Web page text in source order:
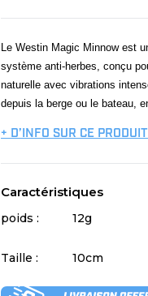
Le Westin Magic Minnow est
système anti-herbes, conçu
naturelle avec vibrations
depuis la berge ou le bateau,
+ D’INFO SUR CE PRODUIT
Caractéristiques
poids : 12g
Taille :
10cm